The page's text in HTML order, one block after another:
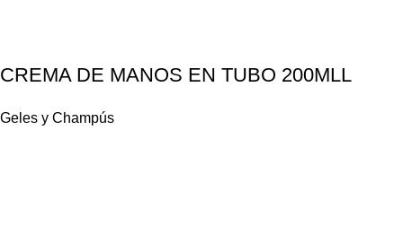
CREMA DE MANOS EN TUBO 200MLL
Geles y Champús